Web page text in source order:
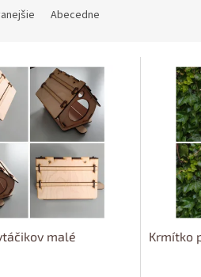
Abecedne
malé Krmítko